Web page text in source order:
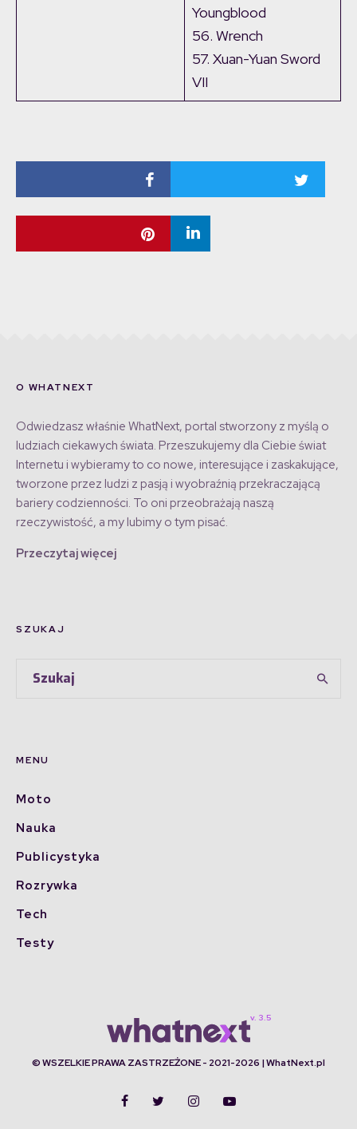
Youngblood
56. Wrench
57. Xuan-Yuan Sword
VII
O WHATNEXT
Odwiedzasz właśnie WhatNext, portal stworzony z myślą o
ludziach ciekawych świata. Przeszukujemy dla Ciebie świat
Internetu i wybieramy to co nowe, interesujące i zaskakujące,
tworzone przez ludzi z pasją i wyobraźnią przekraczającą
bariery codzienności. To oni przeobrażają naszą
rzeczywistość, a my lubimy o tym pisać.
Przeczytaj więcej
SZUKAJ
MENU
Moto
Nauka
Publicystyka
Rozrywka
Tech
Testy
© WSZELKIE PRAWA ZASTRZEŻONE - 2021-2026 | WhatNext.pl